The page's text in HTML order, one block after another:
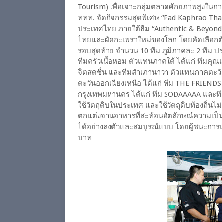
Tourism) เพื่อเจาะกลุ่มตลาดศักยภาพสูงใน
ททท. จัดกิจกรรมสุดพิเศษ “Pad Kaphrao
ประเทศไทย ภายใต้ธีม “Authentic &
ไทยและผัดกะเพราใหม่ของโลก โดยคัดเลือ
รอบสุดท้าย จำนวน 10 ทีม ภูมิภาคละ 2 ทีม
ทีมครัวเนื้อหอม ตัวแทนภาคใต้ ได้แก่ ทีมคุ
จิตสดชื่น และทีมสำเภานาวา ตัวแทนภาคต
ตะวันออกเฉียงเหนือ ได้แก่ ทีม THE
กรุงเทพมหานคร ได้แก่ ทีม SODAAAAA แล
ใช้วัตถุดิบในประเทศ และใช้วัตถุดิบท้องถิ่นไ
ตกแต่งจานอาหารที่สะท้อนอัตลักษณ์ความเป็
ได้อย่างลงตัวและสมบูรณ์แบบ โดยผู้ชนะการ
บาท